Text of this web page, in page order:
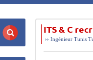
ITS & C
››Ingénieur Tunis